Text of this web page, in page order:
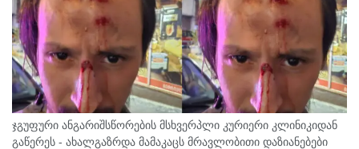
ჯგუფური ანგარიშსწორების მსხვერპლი კურიერი კლინიკიდან
გაწერეს - ახალგაზრდა მამაკაცს მრავლობითი დაზიანებები